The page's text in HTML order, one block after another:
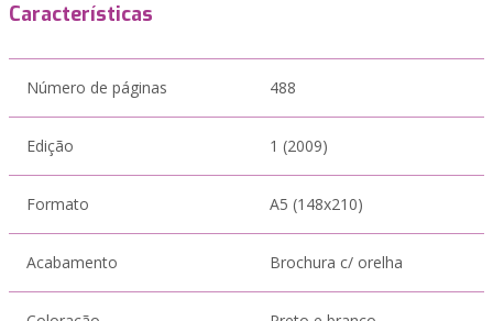
Características
Número de páginas 488
Edição 1 (2009)
Formato A5 (148x210)
Acabamento Brochura c/ orelha